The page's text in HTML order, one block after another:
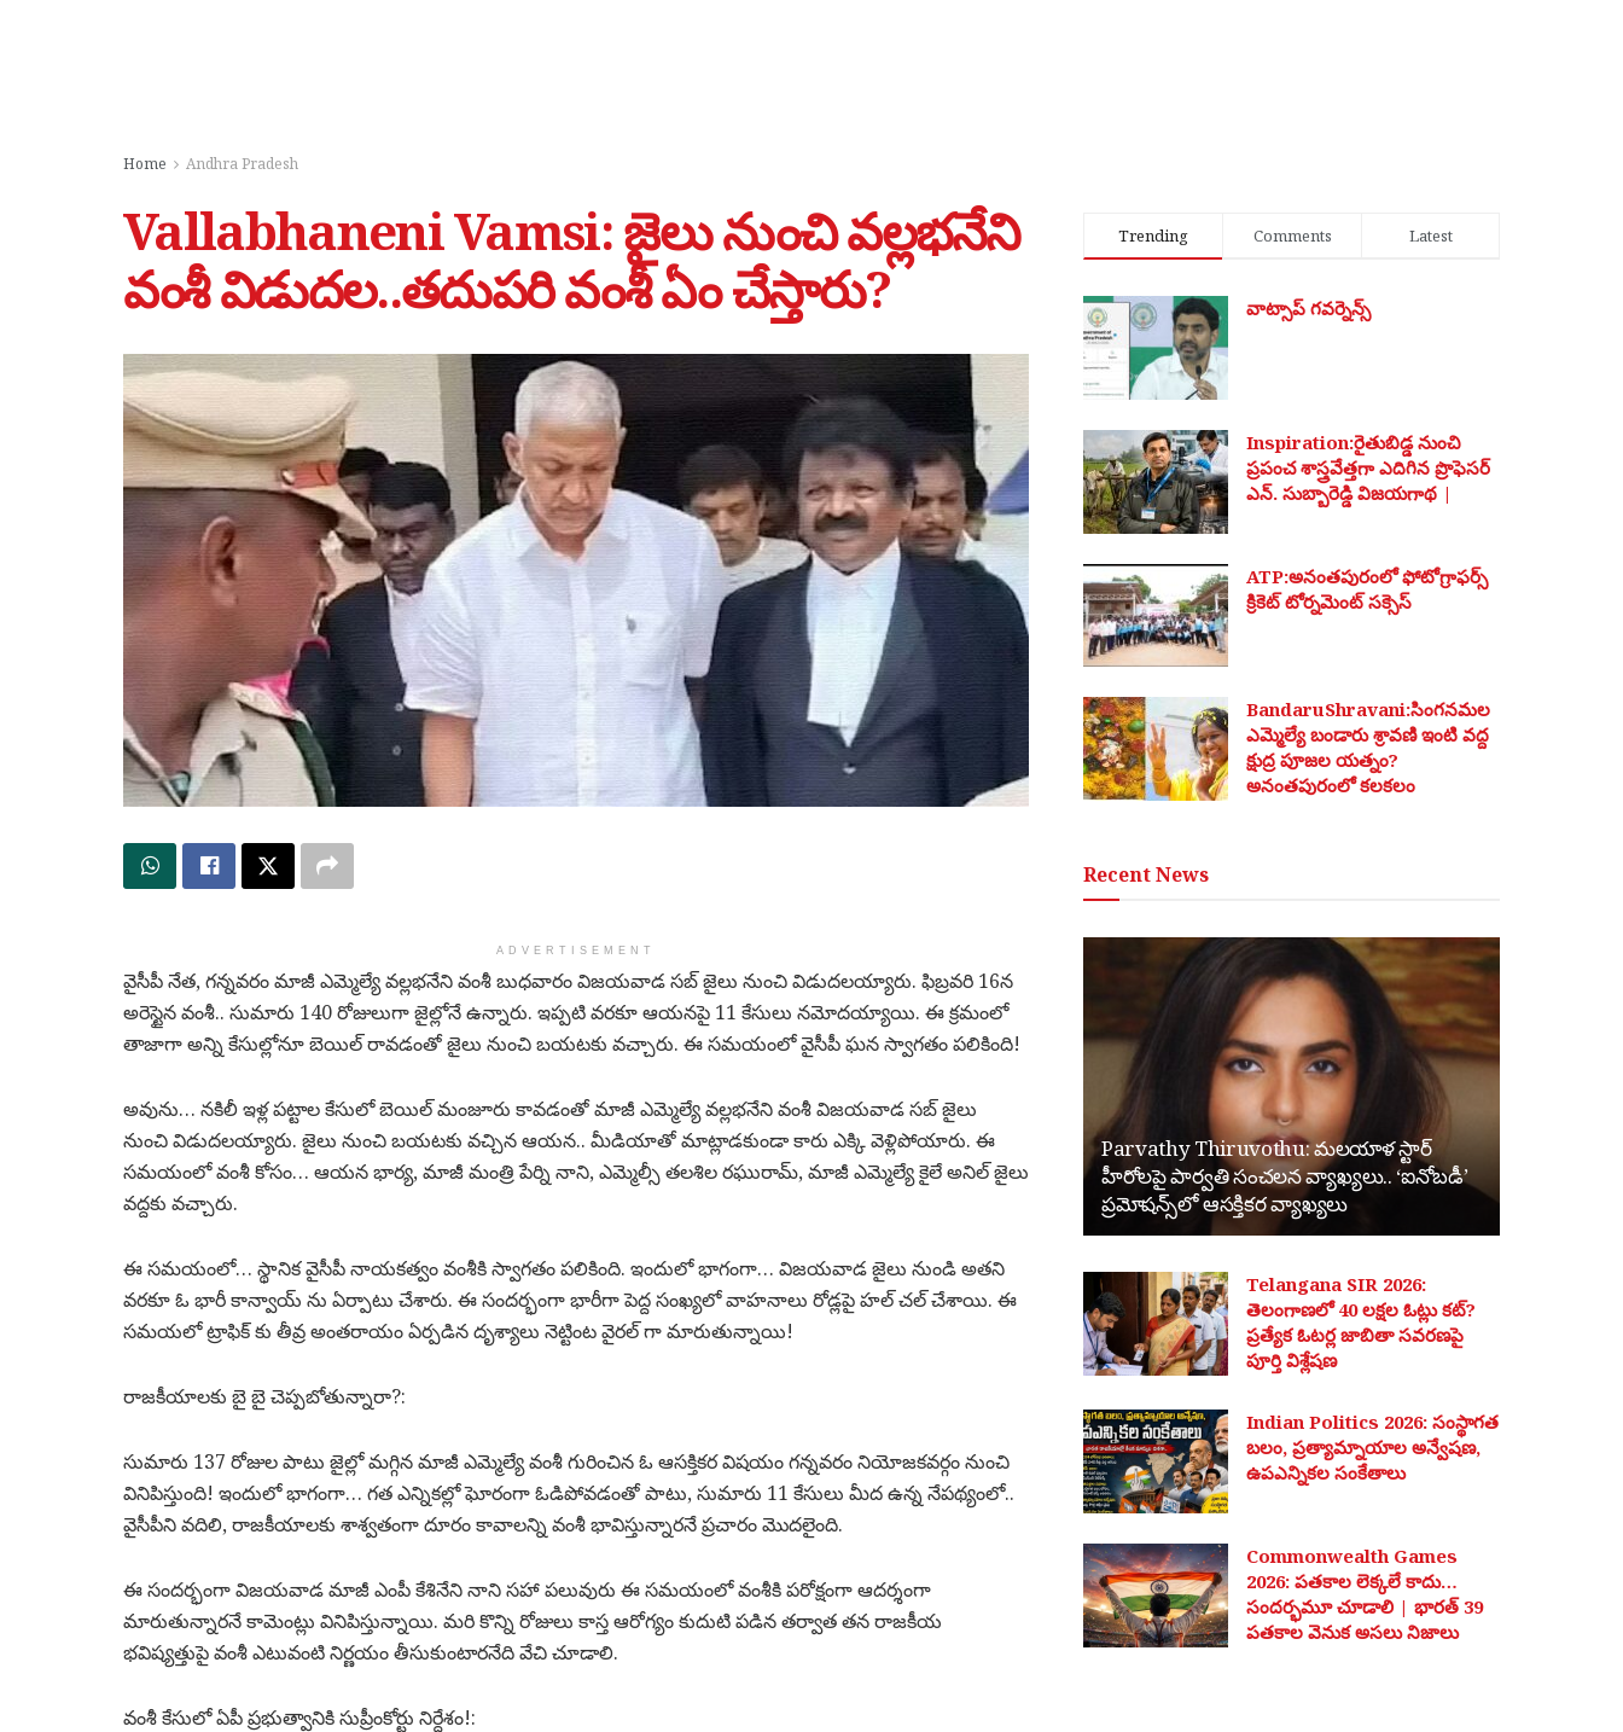
Home Andhra Pradesh
Vallabhaneni Vamsi: జైలు నుంచి వల్లభనేని
వంశీ విడుదల..తదుపరి వంశీ ఏం చేస్తారు?
ADVERTISEMENT
వైసీపీ నేత, గన్నవరం మాజీ ఎమ్మెల్యే వల్లభనేని వంశీ బుధవారం విజయవాడ సబ్ జైలు నుంచి విడుదలయ్యారు. ఫిబ్రవరి 16న
అరెస్టైన వంశీ.. సుమారు 140 రోజులుగా జైల్లోనే ఉన్నారు. ఇప్పటి వరకూ ఆయనపై 11 కేసులు నమోదయ్యాయి. ఈ క్రమంలో
తాజాగా అన్ని కేసుల్లోనూ బెయిల్ రావడంతో జైలు నుంచి బయటకు వచ్చారు. ఈ సమయంలో వైసీపీ ఘన స్వాగతం పలికింది!
అవును… నకిలీ ఇళ్ల పట్టాల కేసులో బెయిల్‌ మంజూరు కావడంతో మాజీ ఎమ్మెల్యే వల్లభనేని వంశీ విజయవాడ సబ్‌ జైలు
నుంచి విడుదలయ్యారు. జైలు నుంచి బయటకు వచ్చిన ఆయన.. మీడియాతో మాట్లాడకుండా కారు ఎక్కి వెళ్లిపోయారు. ఈ
సమయంలో వంశీ కోసం… ఆయన భార్య, మాజీ మంత్రి పేర్ని నాని, ఎమ్మెల్సీ తలశిల రఘురామ్, మాజీ ఎమ్మెల్యే కైలే అనిల్‌ జైలు
వద్దకు వచ్చారు.
ఈ సమయంలో… స్థానిక వైసీపీ నాయకత్వం వంశీకి స్వాగతం పలికింది. ఇందులో భాగంగా… విజయవాడ జైలు నుండి అతని
వరకూ ఓ భారీ కాన్వాయ్‌ ను ఏర్పాటు చేశారు. ఈ సందర్భంగా భారీగా పెద్ద సంఖ్యలో వాహనాలు రోడ్లపై హల్ చల్ చేశాయి. ఈ
సమయలో ట్రాఫిక్ కు తీవ్ర అంతరాయం ఏర్పడిన దృశ్యాలు నెట్టింట వైరల్ గా మారుతున్నాయి!
రాజకీయాలకు బై బై చెప్పబోతున్నారా?:
సుమారు 137 రోజుల పాటు జైల్లో మగ్గిన మాజీ ఎమ్మెల్యే వంశీ గురించిన ఓ ఆసక్తికర విషయం గన్నవరం నియోజకవర్గం నుంచి
వినిపిస్తుంది! ఇందులో భాగంగా… గత ఎన్నికల్లో ఘోరంగా ఓడిపోవడంతో పాటు, సుమారు 11 కేసులు మీద ఉన్న నేపథ్యంలో..
వైసీపీని వదిలి, రాజకీయాలకు శాశ్వతంగా దూరం కావాలన్ని వంశీ భావిస్తున్నారనే ప్రచారం మొదలైంది.
ఈ సందర్భంగా విజయవాడ మాజీ ఎంపీ కేశినేని నాని సహా పలువురు ఈ సమయంలో వంశీకి పరోక్షంగా ఆదర్శంగా
మారుతున్నారనే కామెంట్లు వినిపిస్తున్నాయి. మరి కొన్ని రోజులు కాస్త ఆరోగ్యం కుదుటి పడిన తర్వాత తన రాజకీయ
భవిష్యత్తుపై వంశీ ఎటువంటి నిర్ణయం తీసుకుంటారనేది వేచి చూడాలి.
వంశీ కేసులో ఏపీ ప్రభుత్వానికి సుప్రీంకోర్టు నిర్దేశం!:
Trending Comments Latest
వాట్సాప్ గవర్నెన్స్
Inspiration:రైతుబిడ్డ నుంచి
ప్రపంచ శాస్త్రవేత్తగా ఎదిగిన ప్రొఫెసర్
ఎన్. సుబ్బారెడ్డి విజయగాథ |
ATP:అనంతపురంలో ఫోటోగ్రాఫర్స్
క్రికెట్ టోర్నమెంట్ సక్సెస్
BandaruShravani:సింగనమల
ఎమ్మెల్యే బండారు శ్రావణి ఇంటి వద్ద
క్షుద్ర పూజల యత్నం?
అనంతపురంలో కలకలం
Recent News
Parvathy Thiruvothu: మలయాళ స్టార్
హీరోలపై పార్వతి సంచలన వ్యాఖ్యలు.. ‘ఐనోబడీ’
ప్రమోషన్స్‌లో ఆసక్తికర వ్యాఖ్యలు
Telangana SIR 2026:
తెలంగాణలో 40 లక్షల ఓట్లు కట్?
ప్రత్యేక ఓటర్ల జాబితా సవరణపై
పూర్తి విశ్లేషణ
Indian Politics 2026: సంస్థాగత
బలం, ప్రత్యామ్నాయాల అన్వేషణ,
ఉపఎన్నికల సంకేతాలు
Commonwealth Games
2026: పతకాల లెక్కలే కాదు…
సందర్భమూ చూడాలి | భారత్ 39
పతకాల వెనుక అసలు నిజాలు